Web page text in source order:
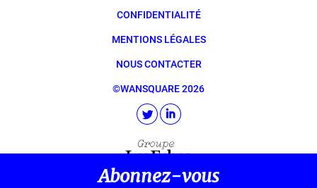
CONFIDENTIALITÉ
MENTIONS LÉGALES
NOUS CONTACTER
©WANSQUARE 2026
Abonnez-vous